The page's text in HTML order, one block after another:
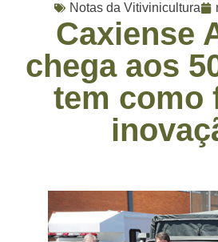
Notas da Vitivinicultura
Caxiense
chega aos
tem como